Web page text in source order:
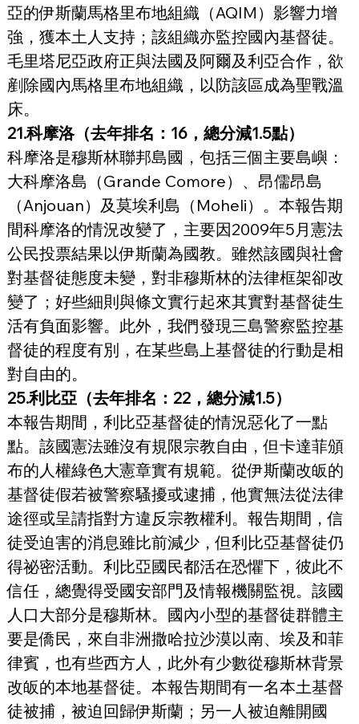
亞的伊斯蘭馬格里布地組織（AQIM）影響力增
強，獲本土人支持；該組織亦監控國內基督徒。
毛里塔尼亞政府正與法國及阿爾及利亞合作，欲
剷除國內馬格里布地組織，以防該區成為聖戰溫
床。
21.科摩洛（去年排名：16，總分減1.5點）
科摩洛是穆斯林聯邦島國，包括三個主要島嶼：
大科摩洛島（Grande Comore）、昂儒昂島
（Anjouan）及莫埃利島（Moheli）。本報告期
間科摩洛的情況改變了，主要因2009年5月憲法
公民投票結果以伊斯蘭為國教。雖然該國與社會
對基督徒態度未變，對非穆斯林的法律框架卻改
變了；好些細則與條文實行起來其實對基督徒生
活有負面影響。此外，我們發現三島警察監控基
督徒的程度有別，在某些島上基督徒的行動是相
對自由的。
25.利比亞（去年排名：22，總分減1.5）
本報告期間，利比亞基督徒的情況惡化了一點
點。該國憲法雖沒有規限宗教自由，但卡達菲頒
布的人權綠色大憲章實有規範。從伊斯蘭改皈的
基督徒假若被警察騷擾或逮捕，他實無法從法律
途徑或呈請指對方違反宗教權利。報告期間，信
徒受迫害的消息雖比前減少，但利比亞基督徒仍
得祕密活動。利比亞國民都活在恐懼下，彼此不
信任，總覺得受國安部門及情報機關監視。該國
人口大部分是穆斯林。國內小型的基督徒群體主
要是僑民，來自非洲撒哈拉沙漠以南、埃及和菲
律賓，也有些西方人，此外有少數從穆斯林背景
改皈的本地基督徒。本報告期間有一名本土基督
徒被捕，被迫回歸伊斯蘭；另一人被迫離開國